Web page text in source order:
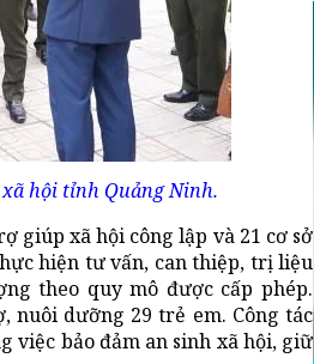
hội tỉnh Quảng Ninh.
giúp xã hội công lập và 21 cơ sở
hiện tư vấn, can thiệp, trị liệu
theo quy mô được cấp phép.
nuôi dưỡng 29 trẻ em. Công tác
việc bảo đảm an sinh xã hội, giữ